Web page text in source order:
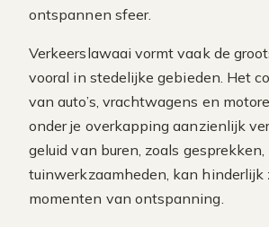
ontspannen sfeer.
Verkeerslawaai vormt vaak de
vooral in stedelijke gebieden. Het
van auto’s, vrachtwagens en
onder je overkapping aanzienlijk
geluid van buren, zoals
tuinwerkzaamheden, kan hinderlijk
momenten van ontspanning.